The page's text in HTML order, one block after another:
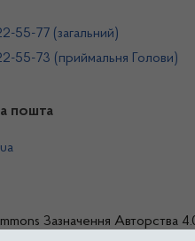
55-77 (загальний)
55-73 (приймальня Голови)
пошта
Зазначення Авторства